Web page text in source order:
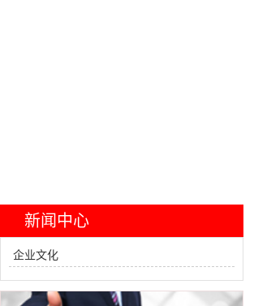
新闻中心
企业文化